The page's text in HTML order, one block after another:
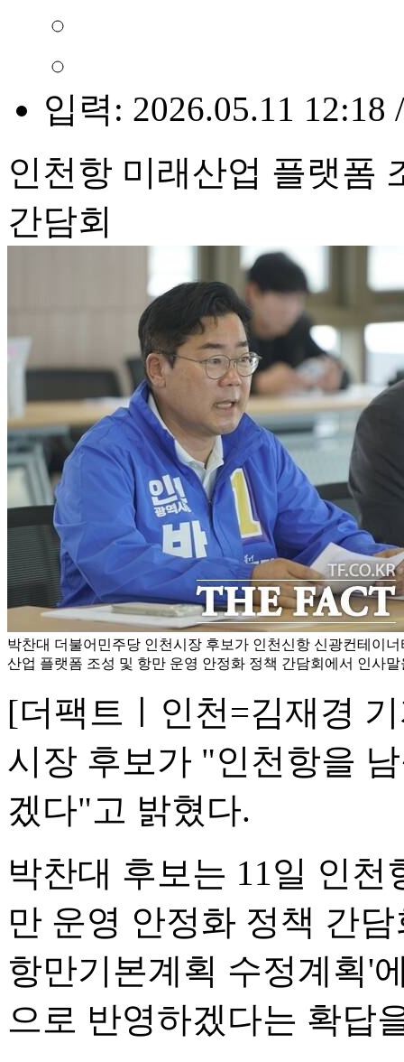
입력: 2026.05.11 12:18
인천항 미래산업 플랫폼
간담회
박찬대 더불어민주당 인천시장 후보가 인천신항 신광컨테이
산업 플랫폼 조성 및 항만 운영 안정화 정책 간담회에서 인사
[더팩트ㅣ인천=김재경
시장 후보가 "인천항을
겠다"고 밝혔다.
박찬대 후보는 11일 인
만 운영 안정화 정책 간
항만기본계획 수정계획'
으로 반영하겠다는 확답